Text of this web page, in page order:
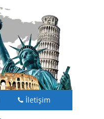
İletişim